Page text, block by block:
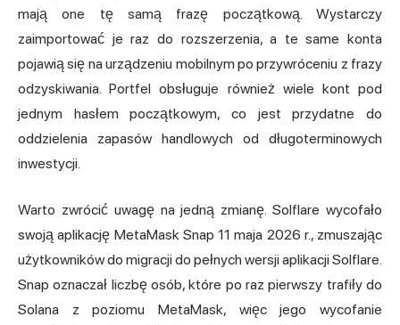
mają one tę samą frazę początkową. Wystarczy
zaimportować je raz do rozszerzenia, a te same konta
pojawią się na urządzeniu mobilnym po przywróceniu z frazy
odzyskiwania. Portfel obsługuje również wiele kont pod
jednym hasłem początkowym, co jest przydatne do
oddzielenia zapasów handlowych od długoterminowych
inwestycji.
Warto zwrócić uwagę na jedną zmianę. Solflare wycofało
swoją aplikację MetaMask Snap 11 maja 2026 r., zmuszając
użytkowników do migracji do pełnych wersji aplikacji Solflare.
Snap oznaczał liczbę osób, które po raz pierwszy trafiły do
Solana z poziomu MetaMask, więc jego wycofanie